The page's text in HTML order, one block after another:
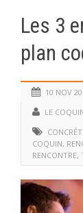
Les 3
plan
10 NOV
LE
COQUIN,
RENCONTRE,